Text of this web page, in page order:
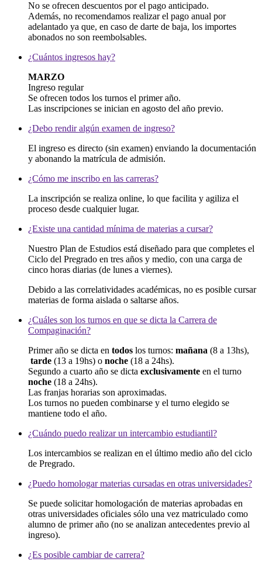
No se ofrecen descuentos por el pago anticipado.
Además, no recomendamos realizar el pago anual por
adelantado ya que, en caso de darte de baja, los importes
abonados no son reembolsables.
¿Cuántos ingresos hay?
MARZO
Ingreso regular
Se ofrecen todos los turnos el primer año.
Las inscripciones se inician en agosto del año previo.
¿Debo rendir algún examen de ingreso?
El ingreso es directo (sin examen) enviando la documentación
y abonando la matrícula de admisión.
¿Cómo me inscribo en las carreras?
La inscripción se realiza online, lo que facilita y agiliza el
proceso desde cualquier lugar.
¿Existe una cantidad mínima de materias a cursar?
Nuestro Plan de Estudios está diseñado para que completes el
Ciclo del Pregrado en tres años y medio, con una carga de
cinco horas diarias (de lunes a viernes).
Debido a las correlatividades académicas, no es posible cursar
materias de forma aislada o saltarse años.
¿Cuáles son los turnos en que se dicta la Carrera de
Compaginación?
Primer año se dicta en todos los turnos: mañana (8 a 13hs),
tarde (13 a 19hs) o noche (18 a 24hs).
Segundo a cuarto año se dicta exclusivamente en el turno
noche (18 a 24hs).
Las franjas horarias son aproximadas.
Los turnos no pueden combinarse y el turno elegido se
mantiene todo el año.
¿Cuándo puedo realizar un intercambio estudiantil?
Los intercambios se realizan en el último medio año del ciclo
de Pregrado.
¿Puedo homologar materias cursadas en otras universidades?
Se puede solicitar homologación de materias aprobadas en
otras universidades oficiales sólo una vez matriculado como
alumno de primer año (no se analizan antecedentes previo al
ingreso).
¿Es posible cambiar de carrera?